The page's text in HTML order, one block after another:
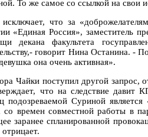
То же самое со ссылкой на
что за
«Единая Россия», заместитель
декана факультета
говорит Нина Останина.
она очень активная».
Чайки поступил другой
что на следствие
подозреваемой Суриной
времен совместной работы в
заранее спланированной